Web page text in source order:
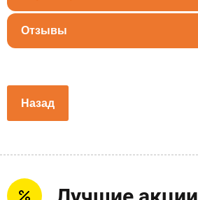
Отзывы
Назад